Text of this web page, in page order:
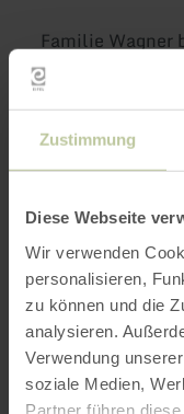
Zustimmung
Diese Webseite
Wir verwenden
personalisieren,
zu können und die
analysieren.
Verwendung
soziale Medien,
Partner führen
Familie
Merkmale /
Kategorien